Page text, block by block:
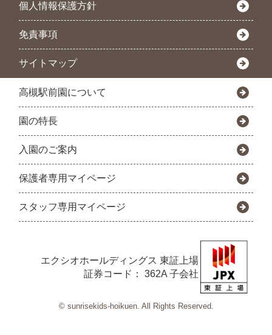
個人情報保護方針
免責事項
サイトマップ
高槻駅前園について
園の特長
入園のご案内
保護者専用マイページ
スタッフ専用マイページ
エクシオホールディングス 東証上場
証券コード： 362A 子会社
© sunrisekids-hoikuen. All Rights Reserved.